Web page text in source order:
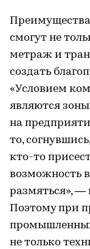
смогут не
метраж и
создать
«Условием
являются
на
то,
кто-то
возможность
размяться», —
Поэтому при
не только